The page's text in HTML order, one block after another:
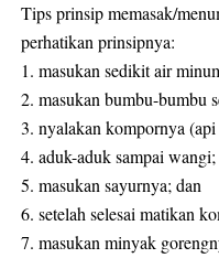
Tips prinsip memasak/
perhatikan prinsipnya:
1. masukan sedikit air
2. masukan bumbu-bumbu
3. nyalakan kompornya
4. aduk-aduk sampai wangi;
5. masukan sayurnya; dan
6. setelah selesai matikan
7. masukan minyak